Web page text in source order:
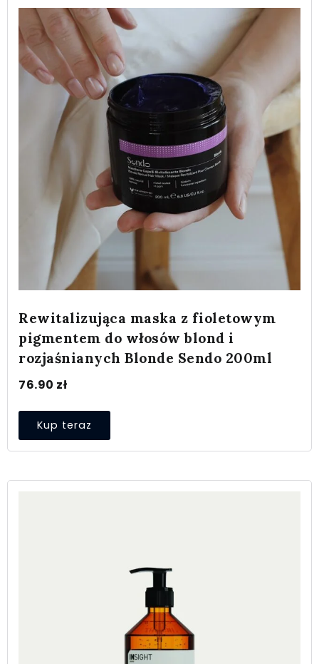
Rewitalizująca maska z fioletowym
pigmentem do włosów blond i
rozjaśnianych Blonde Sendo 200ml
76.90 zł
Kup teraz